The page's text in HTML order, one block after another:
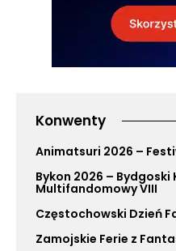
Konwenty
Animatsuri 2026 –
Bykon 2026 – Bydgoski
Multifandomowy VIII
Częstochowski Dzień
Zamojskie Ferie z